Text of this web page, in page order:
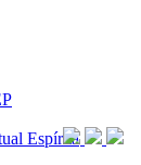
Espírita